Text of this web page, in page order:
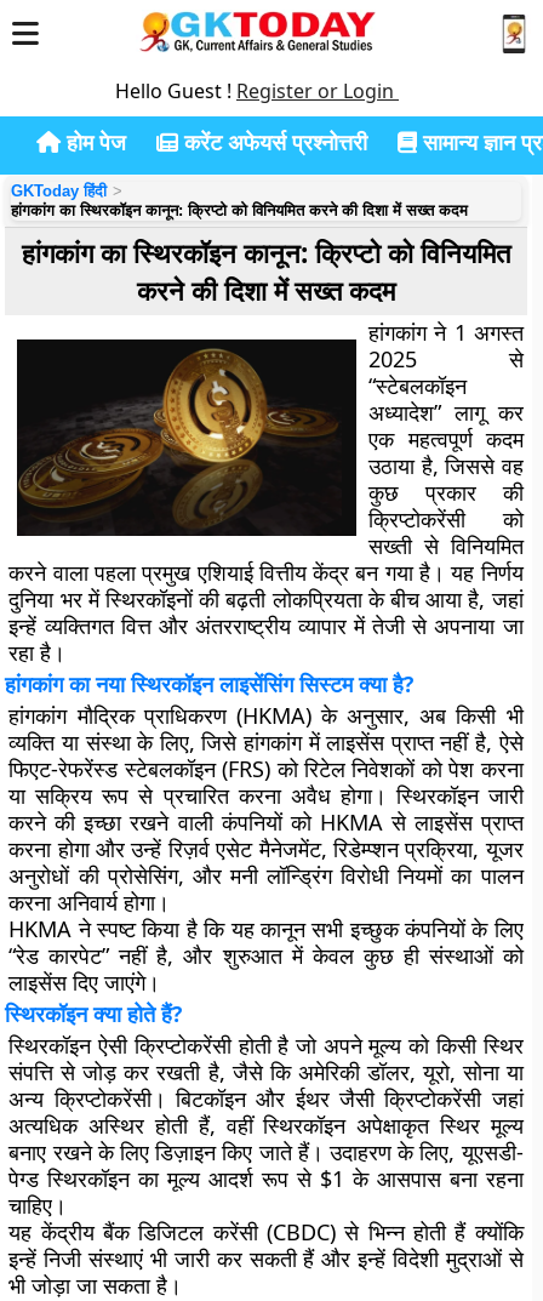
Hello Guest ! Register or Login
होम पेज करेंट अफेयर्स प्रश्नोत्तरी सामान्य ज्ञान
GKToday हिंदी
हांगकांग का स्थिरकॉइन कानून: क्रिप्टो को विनियमित करने की दिशा में सख्त कदम
हांगकांग का स्थिरकॉइन कानून: क्रिप्टो को विनियमित
करने की दिशा में सख्त कदम
हांगकांग ने 1 अगस्त
2025 से
“स्टेबलकॉइन
अध्यादेश” लागू कर
एक महत्वपूर्ण कदम
उठाया है, जिससे वह
कुछ प्रकार की
क्रिप्टोकरेंसी को
सख्ती से विनियमित
करने वाला पहला प्रमुख एशियाई वित्तीय केंद्र बन गया है। यह निर्णय
दुनिया भर में स्थिरकॉइनों की बढ़ती लोकप्रियता के बीच आया है, जहां
इन्हें व्यक्तिगत वित्त और अंतरराष्ट्रीय व्यापार में तेजी से अपनाया जा
रहा है।
हांगकांग का नया स्थिरकॉइन लाइसेंसिंग सिस्टम क्या है?
हांगकांग मौद्रिक प्राधिकरण (HKMA) के अनुसार, अब किसी भी
व्यक्ति या संस्था के लिए, जिसे हांगकांग में लाइसेंस प्राप्त नहीं है, ऐसे
फिएट-रेफरेंस्ड स्टेबलकॉइन (FRS) को रिटेल निवेशकों को पेश करना
या सक्रिय रूप से प्रचारित करना अवैध होगा। स्थिरकॉइन जारी
करने की इच्छा रखने वाली कंपनियों को HKMA से लाइसेंस प्राप्त
करना होगा और उन्हें रिज़र्व एसेट मैनेजमेंट, रिडेम्प्शन प्रक्रिया, यूजर
अनुरोधों की प्रोसेसिंग, और मनी लॉन्ड्रिंग विरोधी नियमों का पालन
करना अनिवार्य होगा।
HKMA ने स्पष्ट किया है कि यह कानून सभी इच्छुक कंपनियों के लिए
“रेड कारपेट” नहीं है, और शुरुआत में केवल कुछ ही संस्थाओं को
लाइसेंस दिए जाएंगे।
स्थिरकॉइन क्या होते हैं?
स्थिरकॉइन ऐसी क्रिप्टोकरेंसी होती है जो अपने मूल्य को किसी स्थिर
संपत्ति से जोड़ कर रखती है, जैसे कि अमेरिकी डॉलर, यूरो, सोना या
अन्य क्रिप्टोकरेंसी। बिटकॉइन और ईथर जैसी क्रिप्टोकरेंसी जहां
अत्यधिक अस्थिर होती हैं, वहीं स्थिरकॉइन अपेक्षाकृत स्थिर मूल्य
बनाए रखने के लिए डिज़ाइन किए जाते हैं। उदाहरण के लिए, यूएसडी-
पेग्ड स्थिरकॉइन का मूल्य आदर्श रूप से $1 के आसपास बना रहना
चाहिए।
यह केंद्रीय बैंक डिजिटल करेंसी (CBDC) से भिन्न होती हैं क्योंकि
इन्हें निजी संस्थाएं भी जारी कर सकती हैं और इन्हें विदेशी मुद्राओं से
भी जोड़ा जा सकता है।